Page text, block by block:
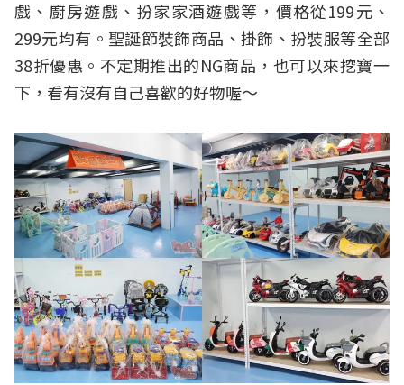
戲、廚房遊戲、扮家家酒遊戲等，價格從199元、
299元均有。聖誕節裝飾商品、掛飾、扮裝服等全部
38折優惠。不定期推出的NG商品，也可以來挖寶一
下，看有沒有自己喜歡的好物喔～